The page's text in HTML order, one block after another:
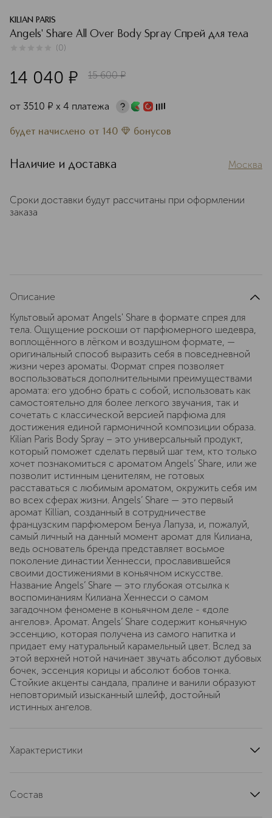
KILIAN PARIS
Angels' Share All Over Body Spray Спрей для тела
(0)
14 040 ¤ 15 600 ¤
от 3510 ¤ х 4 платежа
будет начислено от 140 бонусов
Наличие и доставка Москва
Сроки доставки будут рассчитаны при оформлении
заказа
Описание
Культовый аромат Angels' Share в формате спрея для
тела. Ощущение роскоши от парфюмерного шедевра,
воплощённого в лёгком и воздушном формате, —
оригинальный способ выразить себя в повседневной
жизни через ароматы. Формат спрея позволяет
воспользоваться дополнительными преимуществами
аромата: его удобно брать с собой, использовать как
самостоятельно для более легкого звучания, так и
сочетать с классической версией парфюма для
достижения единой гармоничной композиции образа.
Kilian Paris Body Spray – это универсальный продукт,
который поможет сделать первый шаг тем, кто только
хочет познакомиться с ароматом Angels’ Share, или же
позволит истинным ценителям, не готовых
расставаться с любимым ароматом, окружить себя им
во всех сферах жизни. Angels’ Share — это первый
аромат Killian, созданный в сотрудничестве
французским парфюмером Бенуа Лапуза, и, пожалуй,
самый личный на данный момент аромат для Килиана,
ведь основатель бренда представляет восьмое
поколение династии Хеннесси, прославившейся
своими достижениями в коньячном искусстве.
Название Angels’ Share — это глубокая отсылка к
воспоминаниям Килиана Хеннесси о самом
загадочном феномене в коньячном деле - «доле
ангелов». Аромат. Angels’ Share содержит коньячную
эссенцию, которая получена из самого напитка и
придает ему натуральный карамельный цвет. Вслед за
этой верхней нотой начинает звучать абсолют дубовых
бочек, эссенция корицы и абсолют бобов тонка.
Стойкие акценты сандала, пралине и ванили образуют
неповторимый изысканный шлейф, достойный
истинных ангелов.
Характеристики
группа ароматов
Состав